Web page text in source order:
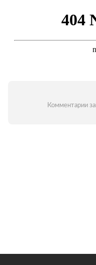
Комментарии